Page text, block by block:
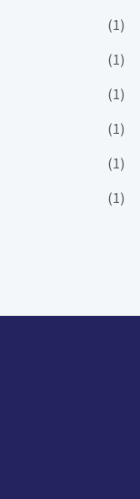
(1)
(1)
(1)
(1)
(1)
(1)